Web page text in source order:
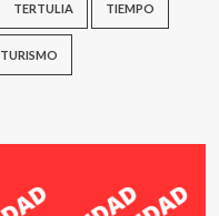
TERTULIA TIEMPO
TURISMO